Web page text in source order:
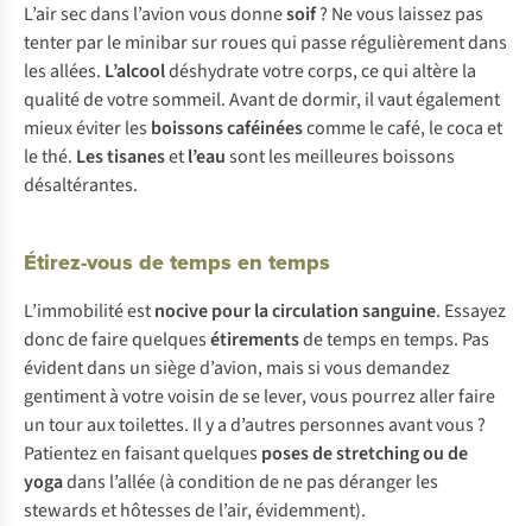
L’air sec dans l’avion vous donnesoif? Ne vous laissez pas
tenter par le minibar sur roues qui passe régulièrement dans
les allées. L’alcooldéshydrate votre corps, ce qui altère la
qualité de votre sommeil. Avant de dormir, il vaut également
mieux éviter les boissons caféinéescomme le café, le coca et
le thé. Les tisanesetl’eausont les meilleures boissons
désaltérantes.
Étirez-vous de temps en temps
L’immobilité estnocive pour la circulation sanguine. Essayez
donc de faire quelquesétirementsde temps en temps. Pas
évident dans un siège d’avion, mais si vous demandez
gentiment à votre voisin de se lever, vous pourrez aller faire
un tour aux toilettes. Il y a d’autres personnes avant vous ?
Patientez en faisant quelques poses de stretching ou de
yogadans l’allée (à condition de ne pas déranger les
stewards et hôtesses de l’air, évidemment).